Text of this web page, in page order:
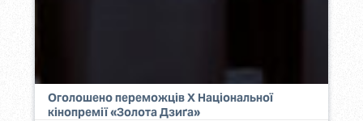
Оголошено переможців Х Національної
кінопремії «Золота Дзиґа»